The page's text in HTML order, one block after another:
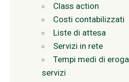
Class action
Costi contabilizzati
Liste di attesa
Servizi in rete
Tempi medi di
servizi